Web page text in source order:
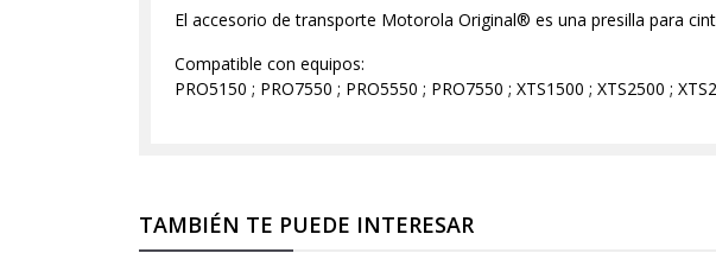
El accesorio de transporte Motorola Original® es una presilla para
Compatible con equipos:
PRO5150 ; PRO7550 ; PRO5550 ; PRO7550 ; XTS1500 ; XTS2500 ;
TAMBIÉN TE PUEDE INTERESAR